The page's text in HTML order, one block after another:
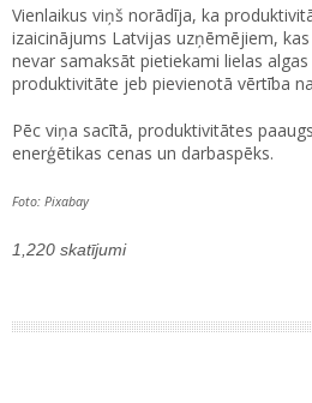
Vienlaikus viņš norādīja, ka
izaicinājums Latvijas uzņēmējiem,
nevar samaksāt pietiekami lielas
produktivitāte jeb pievienotā vērtība
Pēc viņa sacītā, produktivitātes
enerģētikas cenas un darbaspēks.
Foto: Pixabay
1,220 skatījumi